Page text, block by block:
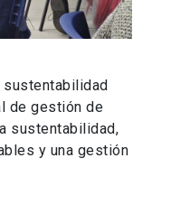
de gestión de
sustentabilidad,
y una gestión